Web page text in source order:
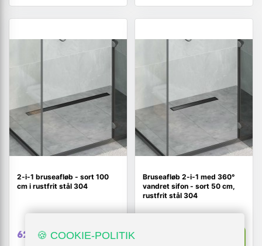
2-i-1 bruseafløb - sort 100
cm i rustfrit stål 304
629,- Vis
Bruseafløb 2-i-1 med 360°
vandret sifon - sort 50 cm,
rustfrit stål 304
🍪 COOKIE-POLITIK